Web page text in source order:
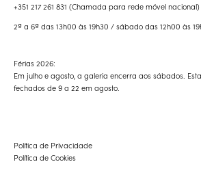
+351 217 261 831 (Chamada para rede móvel nacional)
2ª a 6ª das 13h00 às 19h30 / sábado das 12h00 às
Férias 2026:
Em julho e agosto, a galeria encerra aos sábados.
fechados de 9 a 22 em agosto.
Política de Privacidade
Política de Cookies